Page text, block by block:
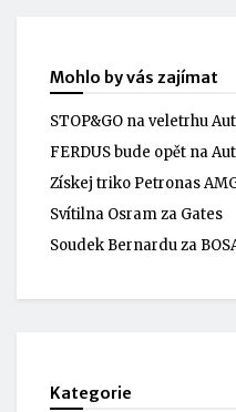
Mohlo by vás zajímat
STOP&GO na veletrhu
FERDUS bude opět na
Získej triko Petronas
Svítilna Osram za Gates
Soudek Bernardu za
Kategorie